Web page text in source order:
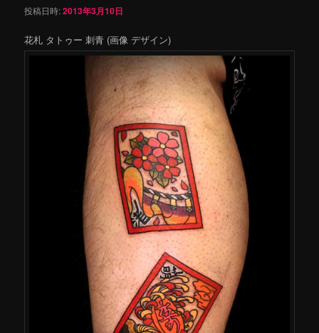
投稿日時:2013年3月10日
花札 タトゥー 刺青 (画像 デザイン)